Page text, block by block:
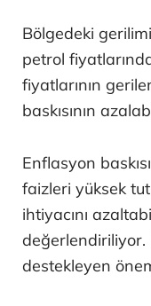
Bölgedeki
petrol
fiyatlarının
baskısının
Enflasyon
faizleri yüksek
ihtiyacını
değerlendiriliyor.
destekleyen